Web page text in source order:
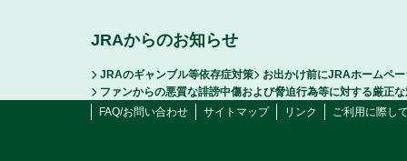
JRAからのお知らせ
JRAのギャンブル等依存症対策
お出かけ前にJRAホームペ
ファンからの悪質な誹謗中傷および脅迫行為等に対する厳正
FAQ/お問い合わせ
サイトマップ リンク ご利用に際し